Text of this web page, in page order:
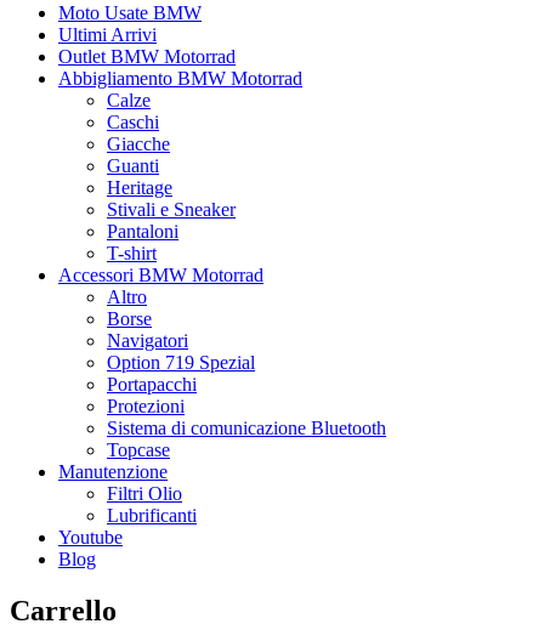
Moto Usate BMW
Ultimi Arrivi
Outlet BMW Motorrad
Abbigliamento BMW Motorrad
Calze
Caschi
Giacche
Guanti
Heritage
Stivali e Sneaker
Pantaloni
T-shirt
Accessori BMW Motorrad
Altro
Borse
Navigatori
Option 719 Spezial
Portapacchi
Protezioni
Sistema di comunicazione Bluetooth
Topcase
Manutenzione
Filtri Olio
Lubrificanti
Youtube
Blog
Carrello